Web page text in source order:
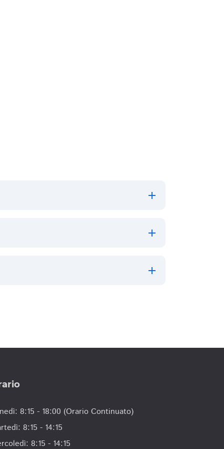
8:15 - 18:00 (Orario Continuato)
8:15 - 14:15
8:15 - 14:15